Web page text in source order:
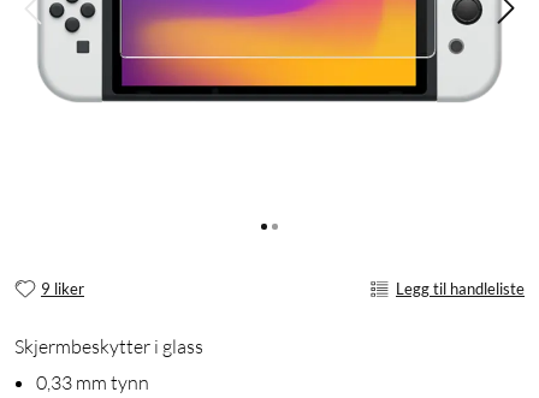
9 liker Legg til handleliste
Skjermbeskytter i glass
0,33 mm tynn